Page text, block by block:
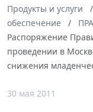
Продукты и услуги
обеспечение
Распоряжение
проведении в
снижения
30 мая 2011